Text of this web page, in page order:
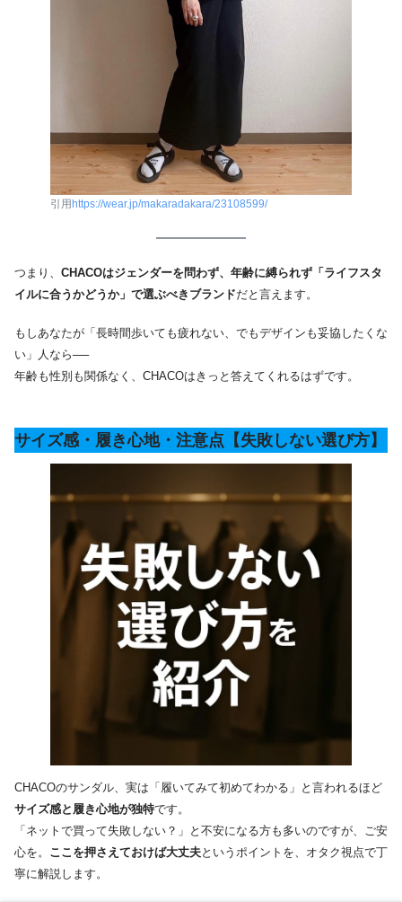
引用 https://wear.jp/makaradakara/23108599/
つまり、 CHACOはジェンダーを問わず、年齢に縛られず「ライフスタ
イルに合うかどうか」で選ぶべきブランドだと言えます。
もしあなたが「長時間歩いても疲れない、でもデザインも妥協したくな
い」人なら──
年齢も性別も関係なく、CHACOはきっと答えてくれるはずです。
サイズ感・履き心地・注意点【失敗しない選び方】
CHACOのサンダル、実は「履いてみて初めてわかる」と言われるほど
サイズ感と履き心地が独特です。
「ネットで買って失敗しない？」と不安になる方も多いのですが、ご安
心を。 ここを押さえておけば大丈夫というポイントを、オタク視点で丁
寧に解説します。